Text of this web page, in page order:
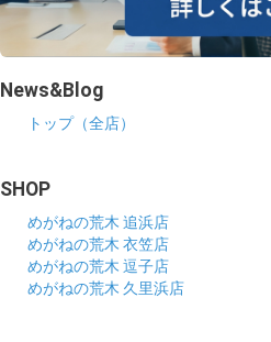
News&Blog
トップ（全店）
SHOP
めがねの荒木 追浜店
めがねの荒木 衣笠店
めがねの荒木 逗子店
めがねの荒木 久里浜店